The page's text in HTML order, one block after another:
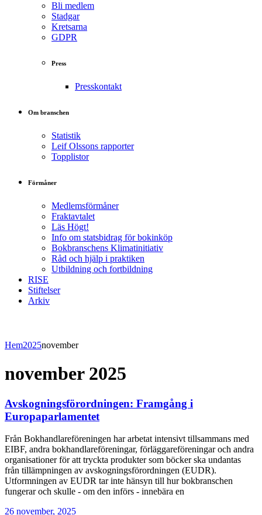
Bli medlem
Stadgar
Kretsarna
GDPR
Press
Presskontakt
Om branschen
Statistik
Leif Olssons rapporter
Topplistor
Förmåner
Medlemsförmåner
Fraktavtalet
Läs Högt!
Info om statsbidrag för bokinköp
Bokbranschens Klimatinitiativ
Råd och hjälp i praktiken
Utbildning och fortbildning
RISE
Stiftelser
Arkiv
Hem2025november
november 2025
Avskogningsförordningen: Framgång i
Europaparlamentet
Från Bokhandlareföreningen har arbetat intensivt tillsammans med
EIBF, andra bokhandlareföreningar, förläggareföreningar och andra
organisationer för att tryckta produkter som böcker ska undantas
från tillämpningen av avskogningsförordningen (EUDR).
Utformningen av EUDR tar inte hänsyn till hur bokbranschen
fungerar och skulle - om den införs - innebära en
26 november, 2025